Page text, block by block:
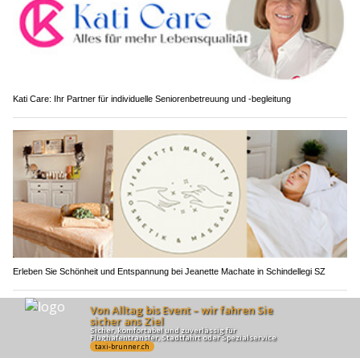
Kati Care: Ihr Partner für individuelle Seniorenbetreuung und -begleitung
Erleben Sie Schönheit und Entspannung bei Jeanette Machate in Schindellegi SZ
Rega im Einsatz: Wie die Luftrettung in Crans-
Montana Leben rettete